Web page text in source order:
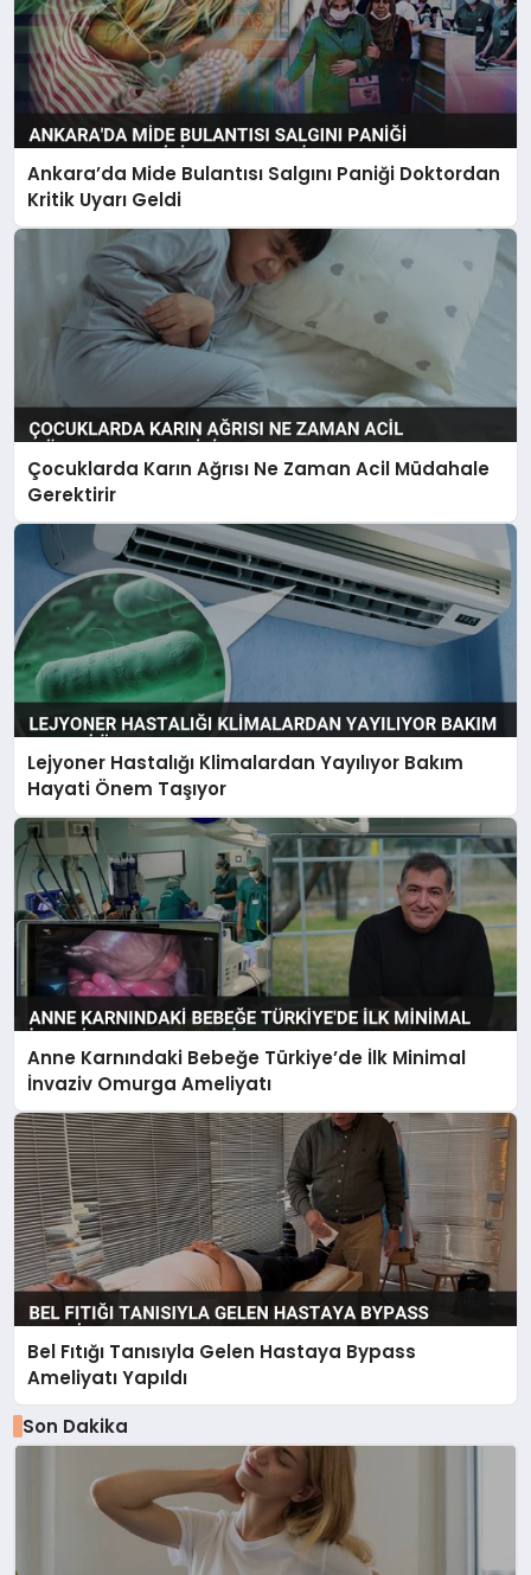
Ankara’da Mide Bulantısı Salgını Paniği Doktordan
Kritik Uyarı Geldi
Çocuklarda Karın Ağrısı Ne Zaman Acil Müdahale
Gerektirir
Lejyoner Hastalığı Klimalardan Yayılıyor Bakım
Hayati Önem Taşıyor
Anne Karnındaki Bebeğe Türkiye’de İlk Minimal
İnvaziv Omurga Ameliyatı
Bel Fıtığı Tanısıyla Gelen Hastaya Bypass
Ameliyatı Yapıldı
Son Dakika